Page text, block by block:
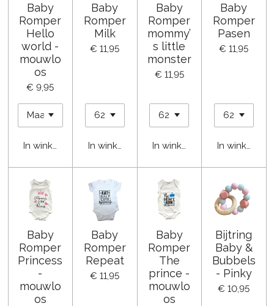
Baby
Romper
Hello
world -
mouwlo
os
€ 9,95
In winkelwagen
Baby
Romper
Milk
€ 11,95
In winkelwagen
Baby
Romper
mommy’
s little
monster
€ 11,95
In winkelwagen
Baby
Romper
Pasen
€ 11,95
In
Baby
Romper
Princess
-
mouwlo
os
Baby
Romper
Repeat
€ 11,95
Baby
Romper
The
prince -
mouwlo
os
Bijtring
Baby &
Bubbels
- Pinky
€ 10,95